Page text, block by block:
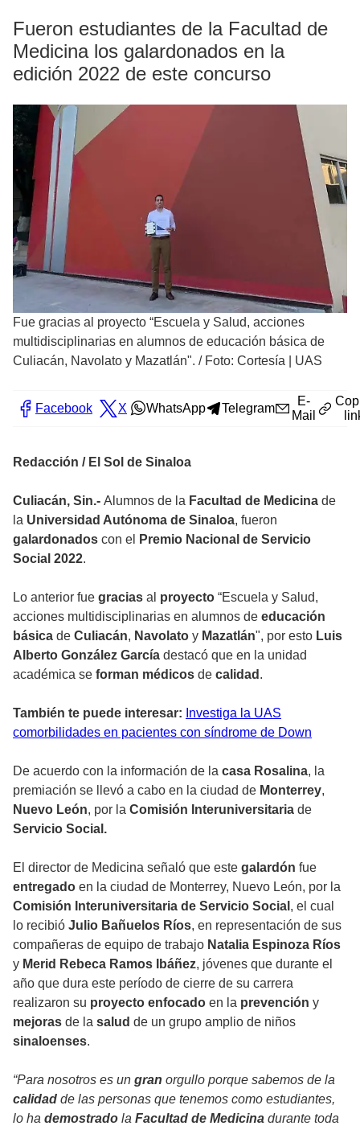
Fueron estudiantes de la Facultad de
Medicina los galardonados en la
edición 2022 de este concurso
Fue gracias al proyecto “Escuela y Salud, acciones
multidisciplinarias en alumnos de educación básica de
Culiacán, Navolato y Mazatlán". / Foto: Cortesía | UAS
Facebook X WhatsApp Telegram
E-
Mail
Redacción / El Sol de Sinaloa
Culiacán, Sin.- Alumnos de la Facultad de Medicina de
la Universidad Autónoma de Sinaloa, fueron
galardonados con el Premio Nacional de Servicio
Social 2022.
Lo anterior fue gracias al proyecto “Escuela y Salud,
acciones multidisciplinarias en alumnos de educación
básica de Culiacán, Navolato y Mazatlán", por esto Luis
Alberto González García destacó que en la unidad
académica se forman médicos de calidad .
También te puede interesar: Investiga la UAS
comorbilidades en pacientes con síndrome de Down
De acuerdo con la información de la casa Rosalina, la
premiación se llevó a cabo en la ciudad de Monterrey,
Nuevo León, por la Comisión Interuniversitaria de
Servicio Social.
El director de Medicina señaló que este galardón fue
entregado en la ciudad de Monterrey, Nuevo León, por la
Comisión Interuniversitaria de Servicio Social , el cual
lo recibió Julio Bañuelos Ríos, en representación de sus
compañeras de equipo de trabajo Natalia Espinoza Ríos
y Merid Rebeca Ramos Ibáñez, jóvenes que durante el
año que dura este período de cierre de su carrera
realizaron su proyecto enfocado en la prevención y
mejoras de la salud de un grupo amplio de niños
sinaloenses.
“Para nosotros es un gran orgullo porque sabemos de la
calidad de las personas que tenemos como estudiantes,
lo ha demostrado la Facultad de Medicina durante toda